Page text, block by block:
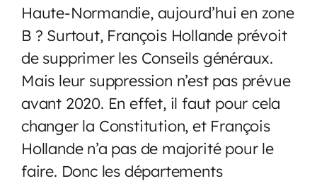
Haute-Normandie, aujourd’hui en zone
B ? Surtout, François Hollande prévoit
de supprimer les Conseils généraux.
Mais leur suppression n’est pas prévue
avant 2020. En effet, il faut pour cela
changer la Constitution, et François
Hollande n’a pas de majorité pour le
faire. Donc les départements